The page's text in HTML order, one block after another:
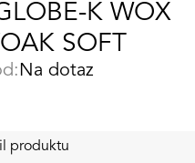
K WOX
SOFT
Na dotaz
produktu